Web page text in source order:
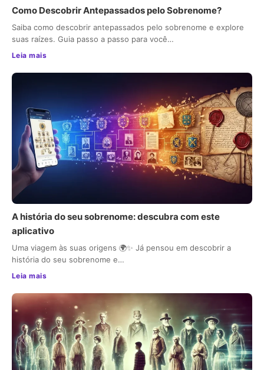
Como Descobrir Antepassados pelo Sobrenome?
Saiba como descobrir antepassados pelo sobrenome e explore
suas raízes. Guia passo a passo para você…
Leia mais
A história do seu sobrenome: descubra com este
aplicativo
Uma viagem às suas origens 🌍✨ Já pensou em descobrir a
história do seu sobrenome e…
Leia mais